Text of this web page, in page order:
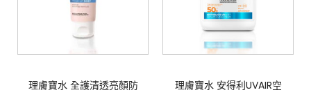
理膚寶水 全護清透亮顏防
理膚寶水 安得利UVAIR空